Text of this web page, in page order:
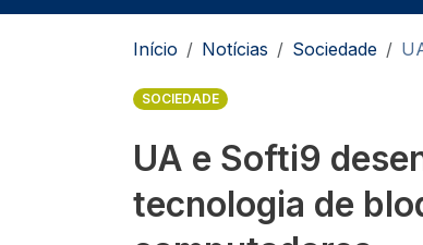
Navegação
Início Notícias Sociedade
SOCIEDADE
UA e Softi9
tecnologia de